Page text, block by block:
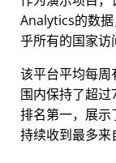
Analytics的数
乎所有的国家访
该平台平均每
围内保持了超
排名第一，展示
持续收到最多